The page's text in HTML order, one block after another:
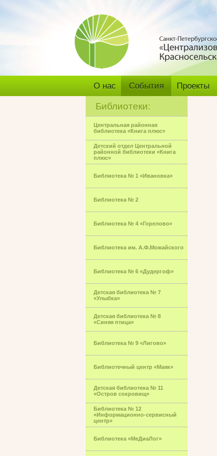
О нас События Проекты
Библиотеки:
Центральная районная
библиотека «Книга плюс»
Детский отдел Центральной
районной библиотеки «Книга
плюс»
Библиотека № 1 «Ивановка»
Библиотека № 2
Библиотека № 4 «Горелово»
Библиотека им. А.Ф.Можайского
Библиотека № 6 «Дудергоф»
Детская библиотека № 7
«Улыбка»
Детская библиотека № 8
«Синяя птица»
Библиотека № 9 «Лигово»
Библиотечный центр «Маяк»
Детская библиотека № 11
«Остров сокровищ»
Библиотека № 12
«Информационно-сервисный
центр»
Библиотека «МеДиаЛог»